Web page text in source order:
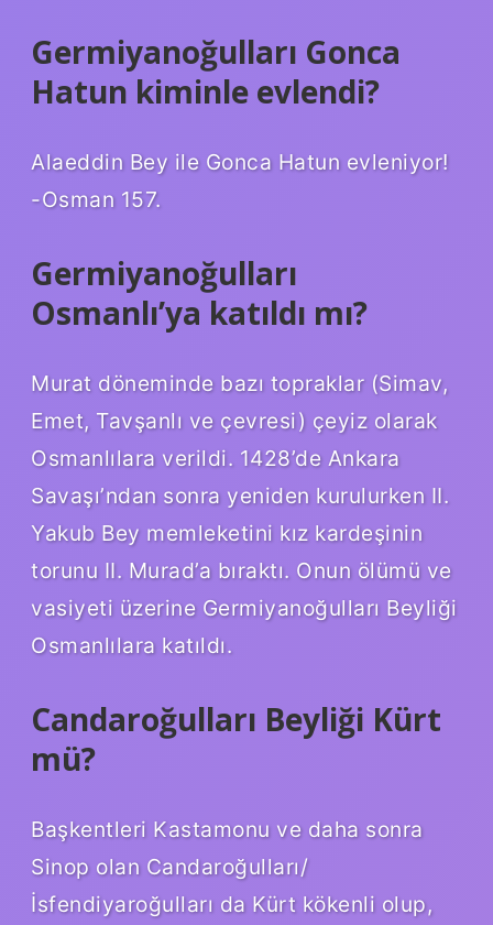
Germiyanoğulları Gonca
Hatun kiminle evlendi?
Alaeddin Bey ile Gonca Hatun evleniyor!
-Osman 157.
Germiyanoğulları
Osmanlı’ya katıldı mı?
Murat döneminde bazı topraklar (Simav,
Emet, Tavşanlı ve çevresi) çeyiz olarak
Osmanlılara verildi. 1428’de Ankara
Savaşı’ndan sonra yeniden kurulurken II.
Yakub Bey memleketini kız kardeşinin
torunu II. Murad’a bıraktı. Onun ölümü ve
vasiyeti üzerine Germiyanoğulları Beyliği
Osmanlılara katıldı.
Candaroğulları Beyliği Kürt
mü?
Başkentleri Kastamonu ve daha sonra
Sinop olan Candaroğulları/
İsfendiyaroğulları da Kürt kökenli olup,